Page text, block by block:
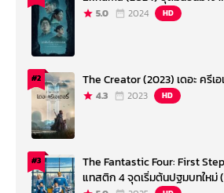
5.0 2024 HD
#2 The Creator (2023) เดอะ ครีเ
4.3 2023 HD
#3
The Fantastic Four: First
แทสติก 4 จุดเริ่มต้นปฐมบทใหม่